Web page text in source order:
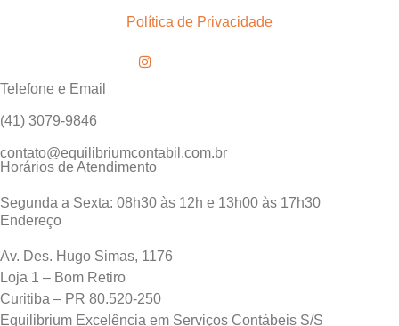
Política de Privacidade
Telefone e Email
(41) 3079-9846
contato@equilibriumcontabil.com.br
Horários de Atendimento
Segunda a Sexta: 08h30 às 12h e 13h00 às 17h30
Endereço
Av. Des. Hugo Simas, 1176
Loja 1 – Bom Retiro
Curitiba – PR 80.520-250
Equilibrium Excelência em Serviços Contábeis S/S